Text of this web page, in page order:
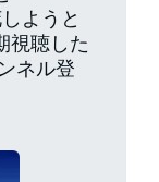
ようと
視聴した
ネル登